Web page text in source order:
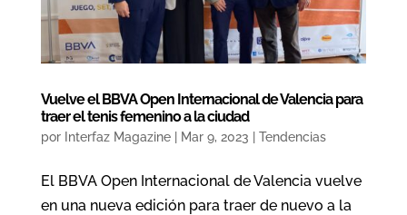
Vuelve el BBVA Open Internacional de Valencia para
traer el tenis femenino a la ciudad
por Interfaz Magazine| Mar 9, 2023 | Tendencias
El BBVA Open Internacional de Valencia vuelve
en una nueva edición para traer de nuevo a la